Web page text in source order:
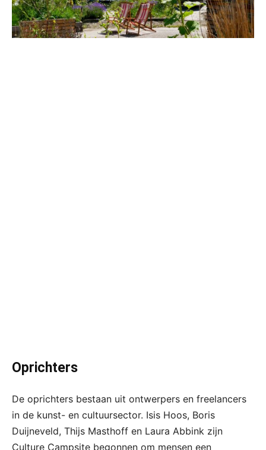
Oprichters
De oprichters bestaan uit ontwerpers en freelancers
in de kunst- en cultuursector. Isis Hoos, Boris
Duijneveld, Thijs Masthoff en Laura Abbink zijn
Culture Campsite begonnen om mensen een